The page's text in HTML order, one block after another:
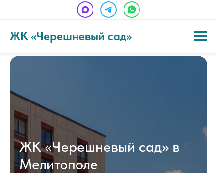
ЖК «Черешневый сад»
ЖК «Черешневый сад» в
Мелитополе